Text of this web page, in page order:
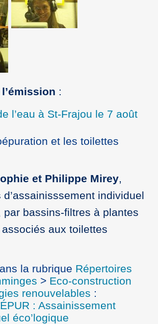
:
l’eau à St-Frajou le 7 août
et les toilettes
et Philippe Mirey,
individuel
par bassins-filtres à plantes
aux toilettes
la rubrique Répertoires
> Eco-construction
renouvelables :
: Assainissement
éco’logique